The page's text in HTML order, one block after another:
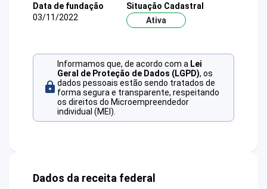
Data de fundação
03/11/2022
Situação Cadastral
Ativa
Informamos que, de acordo com a Lei
Geral de Proteção de Dados (LGPD), os
dados pessoais estão sendo tratados de
forma segura e transparente, respeitando
os direitos do Microempreendedor
individual (MEI).
Dados da receita federal